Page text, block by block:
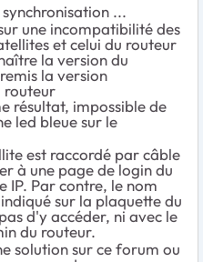
...
une incompatibilité des
et celui du routeur
la version du
la version
routeur
résultat, impossible de
led bleue sur le
est raccordé par câble
à une page de login du
IP. Par contre, le nom
sur la plaquette du
d'y accéder, ni avec le
du routeur.
solution sur ce forum ou